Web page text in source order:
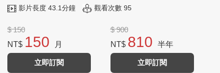
影片長度 43.1分鐘 觀看次數 95
$ 150
NT$ 150 月
立即訂閱
$ 900
NT$ 810 半年
立即訂閱